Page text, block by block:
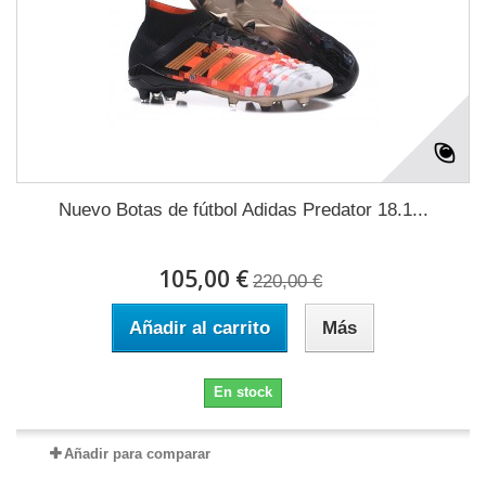
Nuevo Botas de fútbol Adidas Predator 18.1...
105,00 € 220,00 €
Añadir al carrito Más
En stock
Añadir para comparar